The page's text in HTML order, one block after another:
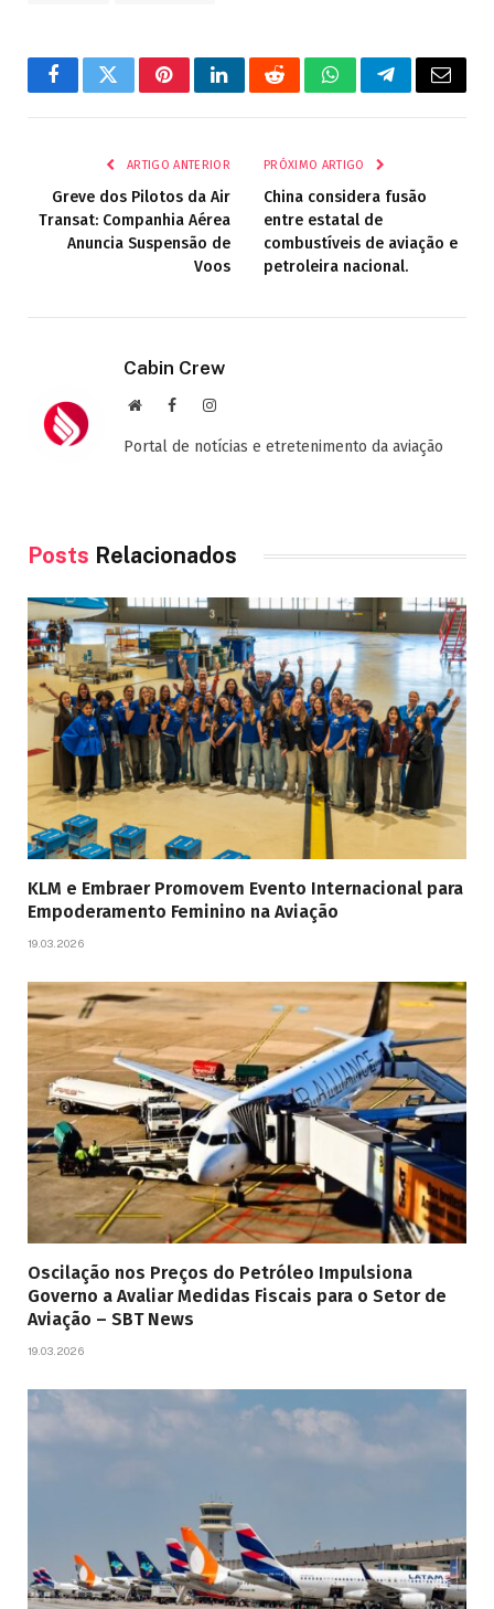
FacebookTwitterPinterestLinkedInRedditWhatsAppTelegrama
E-
ARTIGO ANTERIOR
Greve dos Pilotos da Air
Transat: Companhia Aérea
Anuncia Suspensão de
Voos
PRÓXIMO ARTIGO
China considera fusão
entre estatal de
combustíveis de aviação e
petroleira nacional.
Cabin Crew
Site FacebookInstagram
Portal de notícias e etretenimento da aviação
Posts Relacionados
KLM e Embraer Promovem Evento Internacional para
Empoderamento Feminino na Aviação
19.03.2026
Oscilação nos Preços do Petróleo Impulsiona
Governo a Avaliar Medidas Fiscais para o Setor de
Aviação – SBT News
19.03.2026